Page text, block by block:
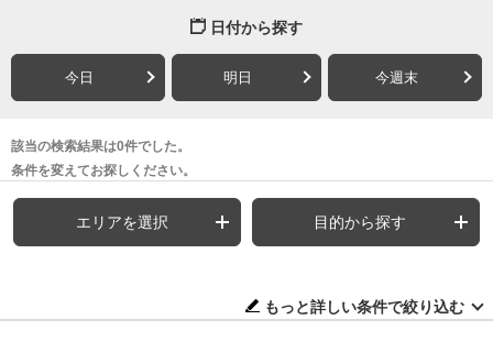
日付から探す
今日 明日 今週末
該当の検索結果は0件でした。
条件を変えてお探しください。
エリアを選択 目的から探す
もっと詳しい条件で絞り込む